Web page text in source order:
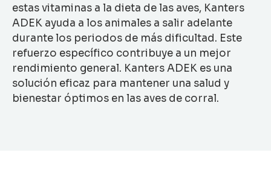
estas vitaminas a la dieta de las aves, Kanters
ADEK ayuda a los animales a salir adelante
durante los periodos de más dificultad. Este
refuerzo específico contribuye a un mejor
rendimiento general. Kanters ADEK es una
solución eficaz para mantener una salud y
bienestar óptimos en las aves de corral.